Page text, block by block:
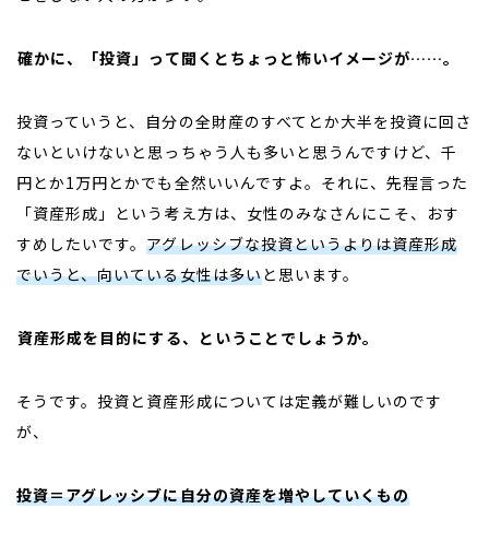
――確かに、「投資」って聞くとちょっと怖いイメージが……。
投資っていうと、自分の全財産のすべてとか大半を投資に回さ
ないといけないと思っちゃう人も多いと思うんですけど、千
円とか1万円とかでも全然いいんですよ。それに、先程言った
「資産形成」という考え方は、女性のみなさんにこそ、おす
すめしたいです。アグレッシブな投資というよりは資産形成
でいうと、向いている女性は多いと思います。
――資産形成を目的にする、ということでしょうか。
そうです。投資と資産形成については定義が難しいのです
が、
投資＝アグレッシブに自分の資産を増やしていくもの